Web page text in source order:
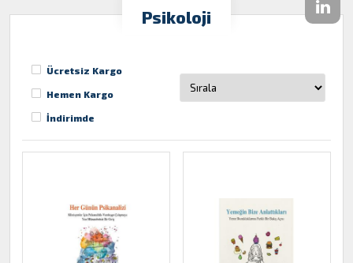
Psikoloji
Ücretsiz Kargo
Hemen Kargo
İndirimde